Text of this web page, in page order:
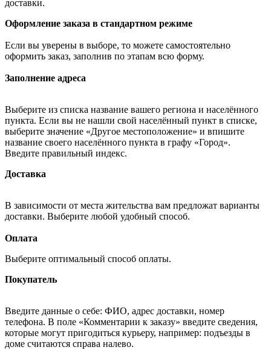
доставки.
Оформление заказа в стандартном режиме
Если вы уверены в выборе, то можете самостоятельно
оформить заказ, заполнив по этапам всю форму.
Заполнение адреса
Выберите из списка название вашего региона и населённого
пункта. Если вы не нашли свой населённый пункт в списке,
выберите значение «Другое местоположение» и впишите
название своего населённого пункта в графу «Город».
Введите правильный индекс.
Доставка
В зависимости от места жительства вам предложат варианты
доставки. Выберите любой удобный способ.
Оплата
Выберите оптимальный способ оплаты.
Покупатель
Введите данные о себе: ФИО, адрес доставки, номер
телефона. В поле «Комментарии к заказу» введите сведения,
которые могут пригодиться курьеру, например: подъезды в
доме считаются справа налево.